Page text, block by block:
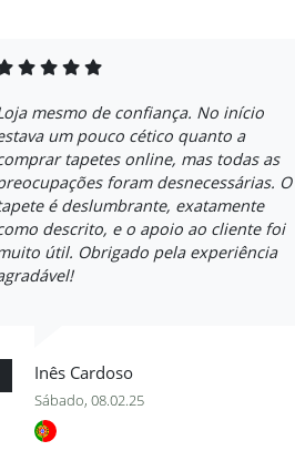
mesmo de confiança. No início
um pouco cético quanto a
tapetes online, mas todas as
foram desnecessárias. O
é deslumbrante, exatamente
descrito, e o apoio ao cliente foi
útil. Obrigado pela experiência
Inês Cardoso
Sábado, 08.02.25